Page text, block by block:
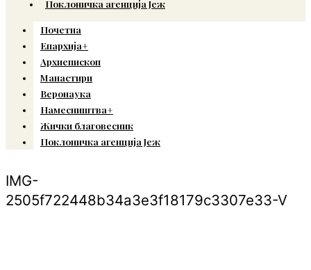
Поклоничка агенција Јеж
Почетна
Епархија+
Архиепископ
Манастири
Веронаука
Намесништва+
Жички благовесник
Поклоничка агенција Јеж
IMG-
2505f722448b34a3e3f18179c3307e33-V